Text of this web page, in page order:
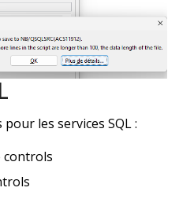
les services SQL :
controls